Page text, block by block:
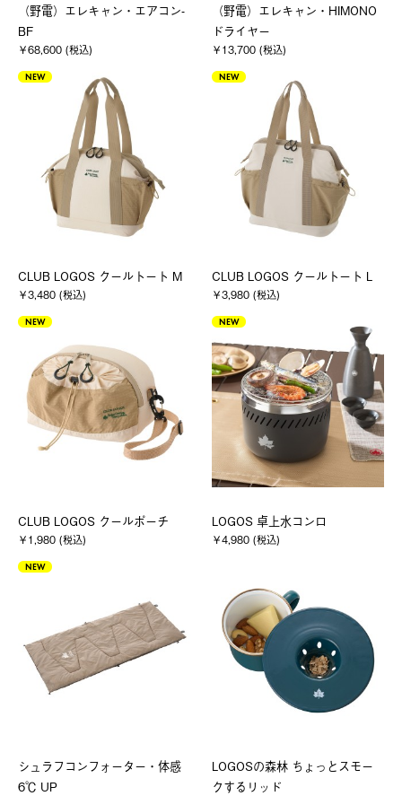
（野電）エレキャン・エアコン-
BF
￥68,600 (税込)
（野電）エレキャン・HIMONO
ドライヤー
￥13,700 (税込)
NEW
CLUB LOGOS クールトート M
￥3,480 (税込)
NEW
CLUB LOGOS クールトート L
￥3,980 (税込)
NEW
CLUB LOGOS クールポーチ
￥1,980 (税込)
NEW
LOGOS 卓上水コンロ
￥4,980 (税込)
NEW
シュラフコンフォーター・体感
6℃ UP
LOGOSの森林 ちょっとスモー
クするリッド